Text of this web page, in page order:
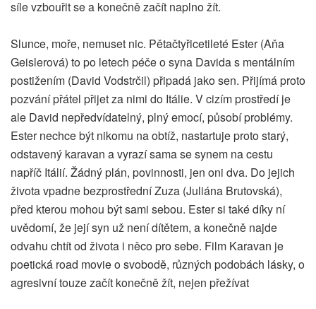
síle vzbouřit se a konečně začít naplno žít.
Slunce, moře, nemuset nic. Pětačtyřicetileté Ester (Aňa
Geislerová) to po letech péče o syna Davida s mentálním
postižením (David Vodstrčil) připadá jako sen. Přijímá proto
pozvání přátel přijet za nimi do Itálie. V cizím prostředí je
ale David nepředvídatelný, plný emocí, působí problémy.
Ester nechce být nikomu na obtíž, nastartuje proto starý,
odstavený karavan a vyrazí sama se synem na cestu
napříč Itálií. Žádný plán, povinnosti, jen oni dva. Do jejich
života vpadne bezprostřední Zuza (Juliána Brutovská),
před kterou mohou být sami sebou. Ester si také díky ní
uvědomí, že její syn už není dítětem, a konečně najde
odvahu chtít od života i něco pro sebe. Film Karavan je
poetická road movie o svobodě, různých podobách lásky, o
agresivní touze začít konečně žít, nejen přežívat